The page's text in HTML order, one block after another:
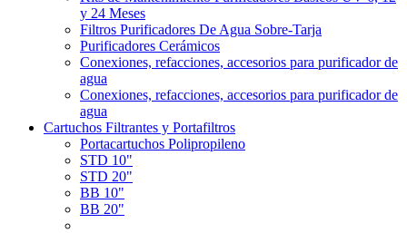
y 24 Meses
Filtros Purificadores De Agua Sobre-Tarja
Purificadores Cerámicos
Conexiones, refacciones, accesorios para purificador de
agua
Conexiones, refacciones, accesorios para purificador de
agua
Cartuchos Filtrantes y Portafiltros
Portacartuchos Polipropileno
STD 10"
STD 20"
BB 10"
BB 20"